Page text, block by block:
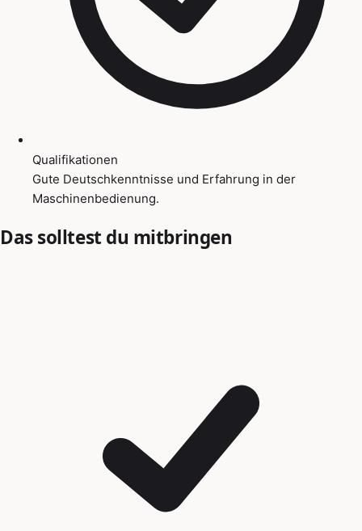
Qualifikationen
Gute Deutschkenntnisse und Erfahrung in der
Maschinenbedienung.
Das solltest du mitbringen